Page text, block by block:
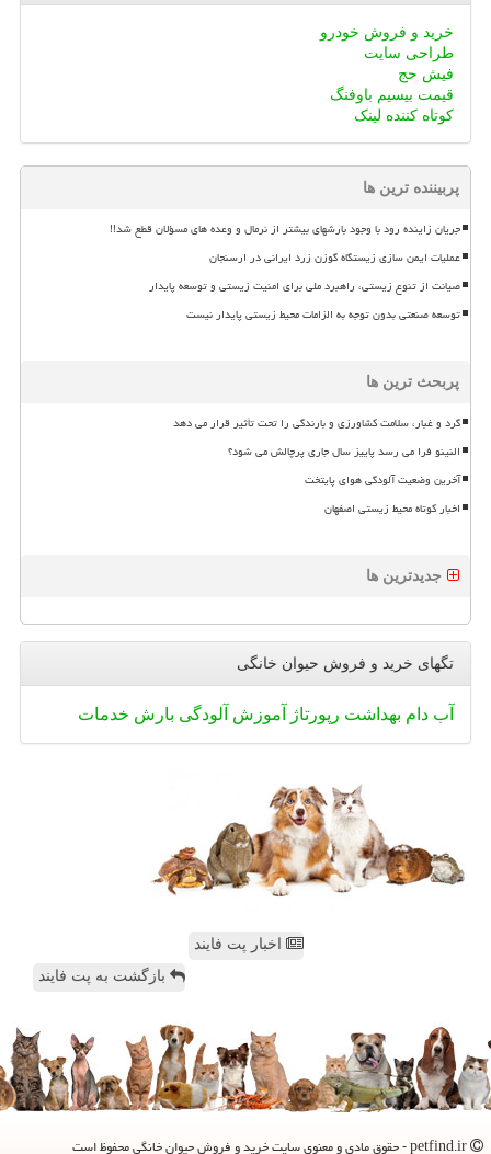
خرید و فروش خودرو
طراحی سایت
فیش حج
قیمت بیسیم باوفنگ
کوتاه کننده لینک
پربیننده ترین ها
جریان زاینده رود با وجود بارشهای بیشتر از نرمال و وعده های مسؤلان قطع شد!!
عملیات ایمن سازی زیستگاه گوزن زرد ایرانی در ارسنجان
صیانت از تنوع زیستی، راهبرد ملی برای امنیت زیستی و توسعه پایدار
توسعه صنعتی بدون توجه به الزامات محیط زیستی پایدار نیست
پربحث ترین ها
گرد و غبار، سلامت کشاورزی و بارندگی را تحت تأثیر قرار می دهد
النینو فرا می رسد پاییز سال جاری پرچالش می شود؟
آخرین وضعیت آلودگی هوای پایتخت
اخبار کوتاه محیط زیستی اصفهان
جدیدترین ها
تگهای خرید و فروش حیوان خانگی
آب دام بهداشت رپورتاژ آموزش آلودگی بارش خدمات
اخبار پت فایند
بازگشت به پت فایند